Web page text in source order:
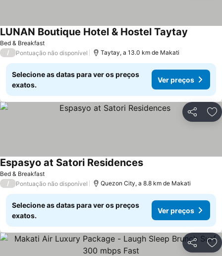
Bed & Breakfast
LUNAN Boutique Hotel & Hostel Taytay
/ Pontuação não disponível Taytay, a 13.0 km de Makati
Selecione as datas para ver os preços
exatos.
Ver preços
Partilhar
Bed & Breakfast
Espasyo at Satori Residences
/ Pontuação não disponível Quezon City, a 8.8 km de Makati
Selecione as datas para ver os preços
exatos.
Ver preços
Partilhar